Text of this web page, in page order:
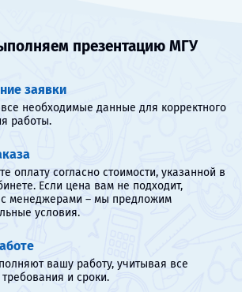
презентацию МГУ
заявки
необходимые данные для корректного
работы.
оплату согласно стоимости, указанной в
Если цена вам не подходит,
с менеджерами – мы предложим
условия.
вашу работу, учитывая все
и сроки.